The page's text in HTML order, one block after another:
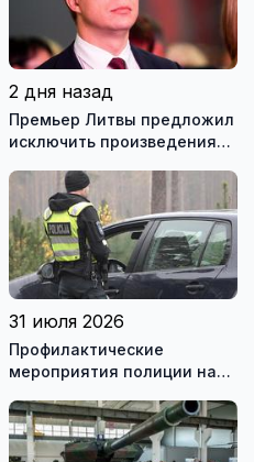
2 дня назад
Премьер Литвы предложил
исключить произведения
рекомендуемой
литературы
31 июля 2026
Профилактические
мероприятия полиции на